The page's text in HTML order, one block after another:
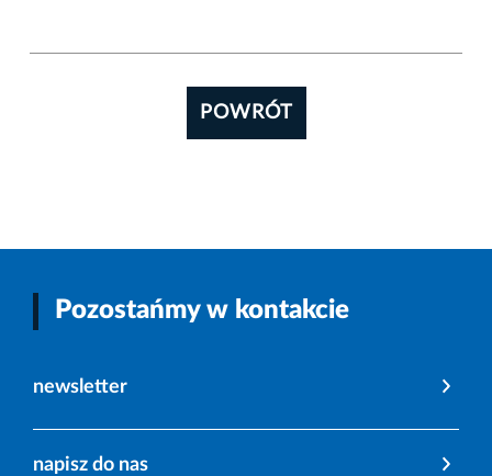
POWRÓT
Pozostańmy w kontakcie
newsletter
napisz do nas